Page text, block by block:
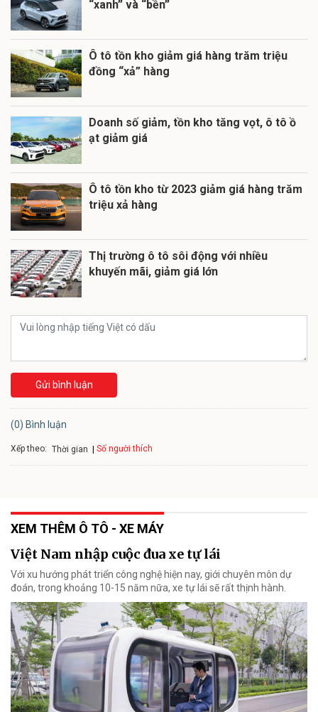
“xanh” và “bền”
Ô tô tồn kho giảm giá hàng trăm triệu
đồng “xả” hàng
Doanh số giảm, tồn kho tăng vọt, ô tô ồ
ạt giảm giá
Ô tô tồn kho từ 2023 giảm giá hàng trăm
triệu xả hàng
Thị trường ô tô sôi động với nhiều
khuyến mãi, giảm giá lớn
Gửi bình luận
(0) Bình luận
Xếp theo: Thời gian Số người thích
XEM THÊM Ô TÔ - XE MÁY
Việt Nam nhập cuộc đua xe tự lái
Với xu hướng phát triển công nghệ hiện nay, giới chuyên môn dự
đoán, trong khoảng 10-15 năm nữa, xe tự lái sẽ rất thịnh hành.